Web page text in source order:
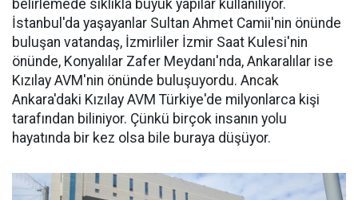
belirlemede sıklıkla büyük yapılar kullanılıyor.
İstanbul'da yaşayanlar Sultan Ahmet Camii'nin önünde
buluşan vatandaş, İzmirliler İzmir Saat Kulesi'nin
önünde, Konyalılar Zafer Meydanı'nda, Ankaralılar ise
Kızılay AVM'nin önünde buluşuyordu. Ancak
Ankara'daki Kızılay AVM Türkiye'de milyonlarca kişi
tarafından biliniyor. Çünkü birçok insanın yolu
hayatında bir kez olsa bile buraya düşüyor.